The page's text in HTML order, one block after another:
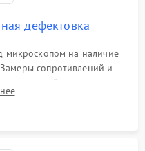
дефектовка
микроскопом на наличие
сопротивлений и
цепей питания,
и видеочипа.